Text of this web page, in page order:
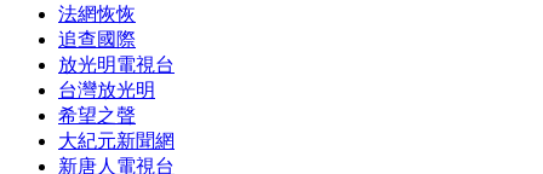
法網恢恢
追查國際
放光明電視台
台灣放光明
希望之聲
大紀元新聞網
新唐人電視台